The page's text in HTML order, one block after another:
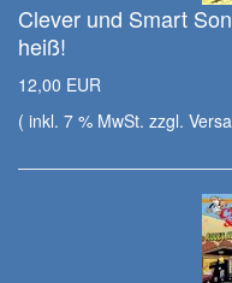
Clever und Smart
heiß!
12,00 EUR
( inkl. 7 % MwSt. zzgl.